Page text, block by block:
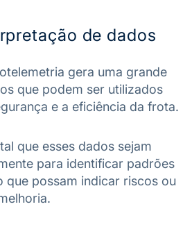
de dados
gera uma grande
que podem ser utilizados
e a eficiência da frota.
que esses dados sejam
para identificar padrões
que possam indicar riscos ou